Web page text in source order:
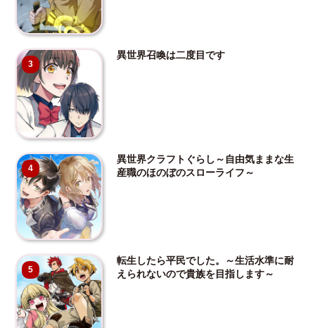
3
異世界召喚は二度目です
4
異世界クラフトぐらし～自由気ままな生
産職のほのぼのスローライフ～
5
転生したら平民でした。～生活水準に耐
えられないので貴族を目指します～